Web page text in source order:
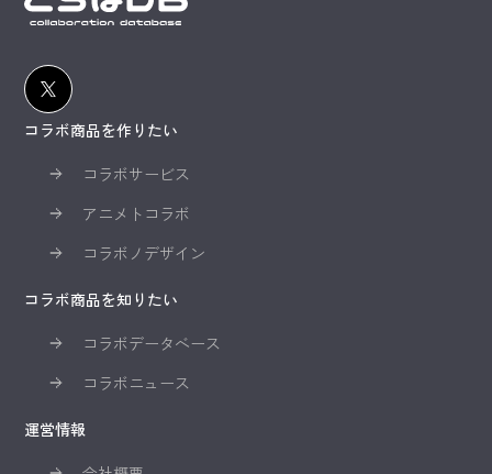
コラボ商品を作りたい
コラボサービス
アニメトコラボ
コラボノデザイン
コラボ商品を知りたい
コラボデータベース
コラボニュース
運営情報